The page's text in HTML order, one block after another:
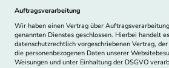
Auftragsverarbeitung
Wir haben einen Vertrag über
genannten Dienstes geschlossen. Hierbei handelt
datenschutzrechtlich vorgeschriebenen Vertrag,
die personenbezogenen Daten unserer
Weisungen und unter Einhaltung der DSGVO